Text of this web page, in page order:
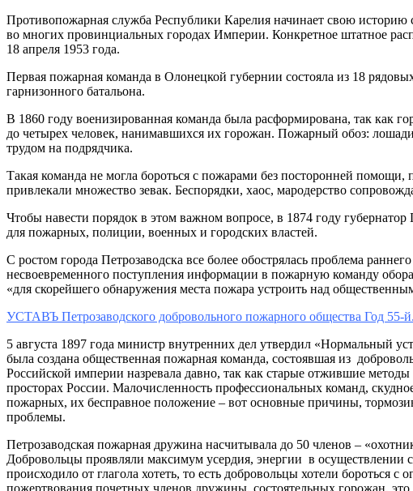
Противопожарная служба Республики Карелия начинает свою
во многих провинциальных городах Империи. Конкретное штатное
18 апреля 1953 года.
Первая пожарная команда в Олонецкой губернии состояла из 18
гарнизонного батальона.
В 1860 году военизированная команда была расформирована, так как
до четырех человек, нанимавшихся их горожан. Пожарный обоз:
трудом на подрядчика.
Такая команда не могла бороться с пожарами без посторонней
привлекали множество зевак. Беспорядки, хаос, мародерство
Чтобы навести порядок в этом важном вопросе, в 1874 году
для пожарных, полиции, военных и городских властей.
С ростом города Петрозаводска все более обострялась проблема
несвоевременного поступления информации в пожарную команду
«для скорейшего обнаружения места пожара устроить над
УСТАВЪ Петрозаводского добровольного пожарного общества
5 августа 1897 года министр внутренних дел утвердил «Нормальный
была создана общественная пожарная команда, состоявшая из
Российской империи назревала давно, так как старые отжившие
просторах России. Малочисленность профессиональных команд,
пожарных, их бесправное положение – вот основные причины,
проблемы.
Петрозаводская пожарная дружина насчитывала до 50 членов –
Добровольцы проявляли максимум усердия, энергии в осуществлении
происходило от глагола хотеть, то есть добровольцы хотели бороться
пожертвования почетных членов дружины, состоятельных горожан,